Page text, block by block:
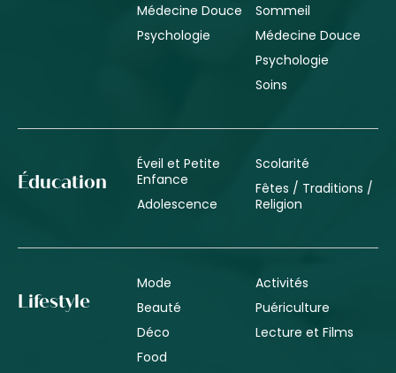
Médecine Douce
Psychologie
Sommeil
Médecine Douce
Psychologie
Soins
Éducation
Éveil et Petite
Enfance
Adolescence
Scolarité
Fêtes / Traditions /
Religion
Lifestyle
Mode
Beauté
Déco
Food
Activités
Puériculture
Lecture et Films